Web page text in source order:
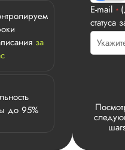
за
до 95%
E-mail *
статуса